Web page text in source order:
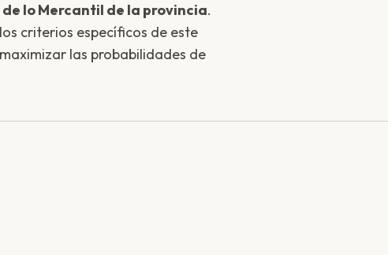
lo Mercantil de la provincia.
criterios específicos de este
las probabilidades de